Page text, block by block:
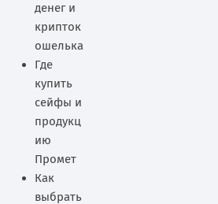
денег и
крипток
ошелька
Где
купить
сейфы и
продукц
ию
Промет
Как
выбрать